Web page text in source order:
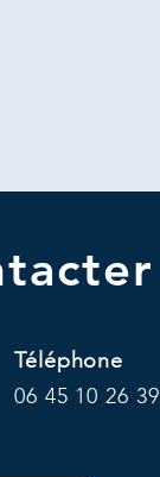
Téléphone
06 45 10 26 39